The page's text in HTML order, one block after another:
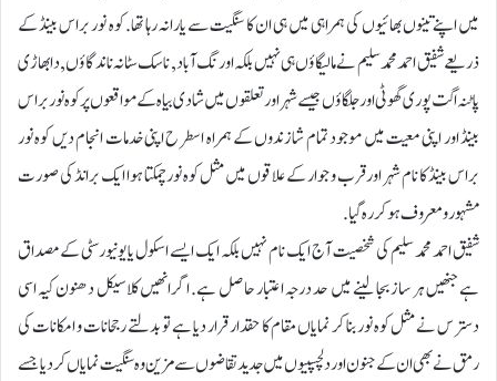
میں اپنے تینوں بھائیوں کی ہمراہی میں ہی ان کا سنگیت سے یارانہ رہا تھا. کوہ نور براس بینڈ کے
ذریعے شفیق احمد محمد سلیم نے مالیگاؤں ہی نہیں بلکہ اورنگ آباد, ناسک سٹانہ ناند گاؤں, دابھاڑی
پاٹنہ اگت پوری گھوٹی اور جلگاؤں جیسے شہر اور تعلقوں میں شادی بیاہ کے مواقعوں پر کوہ نور براس
بینڈ اور اپنی معیت میں موجود تمام شازندوں کے ہمراہ اسطرح اپنی خدمات انجام دیں کوہ نور
براس بینڈ کا نام شہر اور قرب و جوار کے علاقوں میں مثل کوہ نور چمکتا ہوا ایک برانڈ کی صورت
مشہور و معروف ہو کر رہ گیا.
شفیق احمد محمد سلیم کی شخصیت آج ایک نام نہیں بلکہ ایک ایسے اسکول یا یونیورسٹی کے مصداق
ہے جنھیں ہر ساز بجا لینے میں حد درجہ اعتبار حاصل ہے. اگر انھیں کلاسیکل دھنون کیہ اسی
دسترس نے مثل کوہ نور بنا کر نمایاں مقام کا حقدار قرار دیا ہے تو بدلتے رجحانات و امکانات کی
رمق نے بھی ان کے جنون اور دلچسپیوں میں جدید تقاضوں سے مزین وہ سنگیت نمایاں کردیا جسے